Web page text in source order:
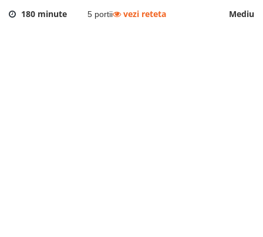
180 minute 5 portii Mediu
vezi reteta